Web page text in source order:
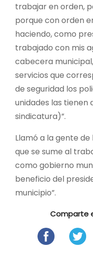
trabajar en orden,
porque con orden
haciendo, como
trabajado con mis
cabecera
servicios que
de seguridad los
unidades las tienen
sindicatura)”.
Llamó a la gente
que se sume al
como gobierno
beneficio del
municipio”.
Comparte